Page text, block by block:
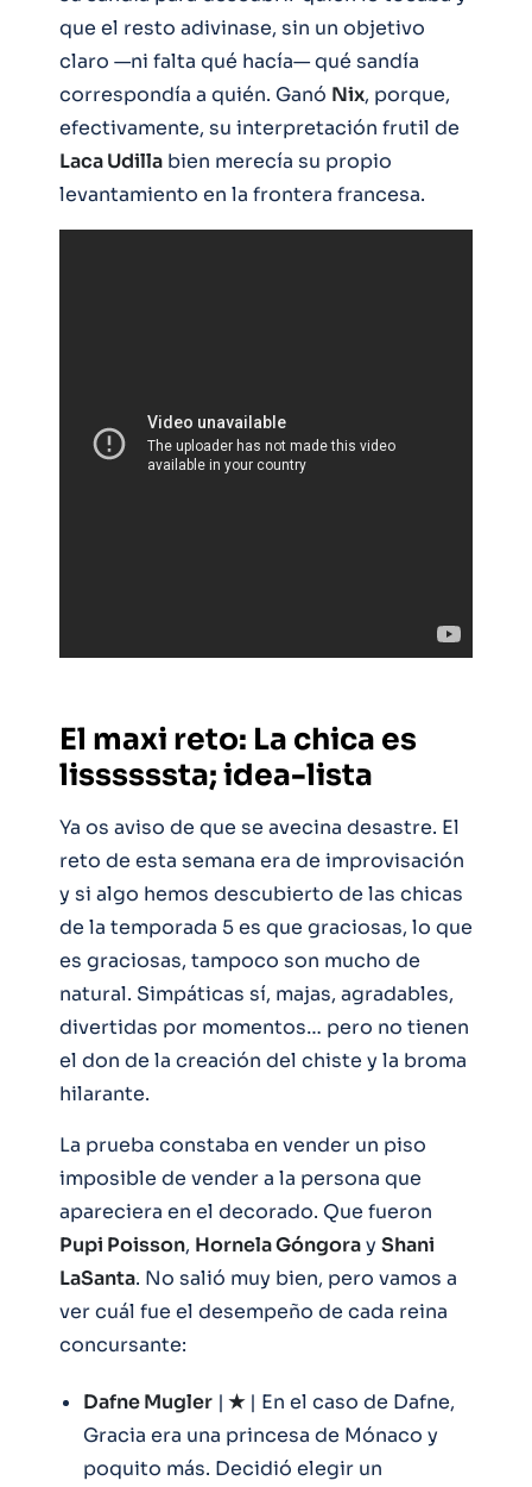
que el resto adivinase, sin un objetivo
claro —ni falta qué hacía— qué sandía
correspondía a quién. Ganó Nix, porque,
efectivamente, su interpretación frutil de
Laca Udilla bien merecía su propio
levantamiento en la frontera francesa.
El maxi reto: La chica es
lissssssta; idea-lista
Ya os aviso de que se avecina desastre. El
reto de esta semana era de improvisación
y si algo hemos descubierto de las chicas
de la temporada 5 es que graciosas, lo que
es graciosas, tampoco son mucho de
natural. Simpáticas sí, majas, agradables,
divertidas por momentos… pero no tienen
el don de la creación del chiste y la broma
hilarante.
La prueba constaba en vender un piso
imposible de vender a la persona que
apareciera en el decorado. Que fueron
Pupi Poisson, Hornela Góngoray Shani
LaSanta. No salió muy bien, pero vamos a
ver cuál fue el desempeño de cada reina
concursante:
Dafne Mugler | ★| En el caso de Dafne,
Gracia era una princesa de Mónaco y
poquito más. Decidió elegir un